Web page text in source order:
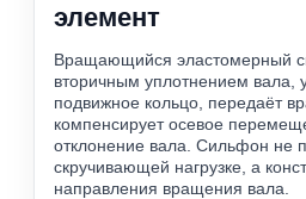
элемент
Вращающийся эластомерный
вторичным уплотнением вала,
подвижное кольцо, передаёт
компенсирует осевое
отклонение вала. Сильфон не
скручивающей нагрузке, а
направления вращения вала.